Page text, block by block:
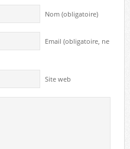
Nom (obligatoire)
Email (obligatoire, ne
Site web